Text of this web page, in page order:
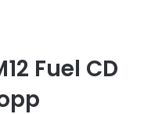
Fuel CD